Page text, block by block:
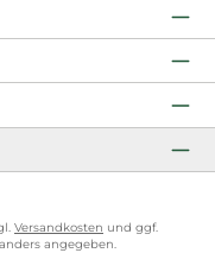
Versandkosten und ggf.
angegeben.